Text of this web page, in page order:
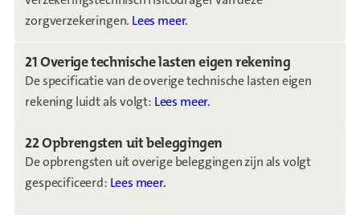
zorgverzekeringen. Lees meer.
21 Overige technische lasten eigen rekening
De specificatie van de overige technische lasten eigen
rekening luidt als volgt: Lees meer.
22 Opbrengsten uit beleggingen
De opbrengsten uit overige beleggingen zijn als volgt
gespecificeerd: Lees meer.